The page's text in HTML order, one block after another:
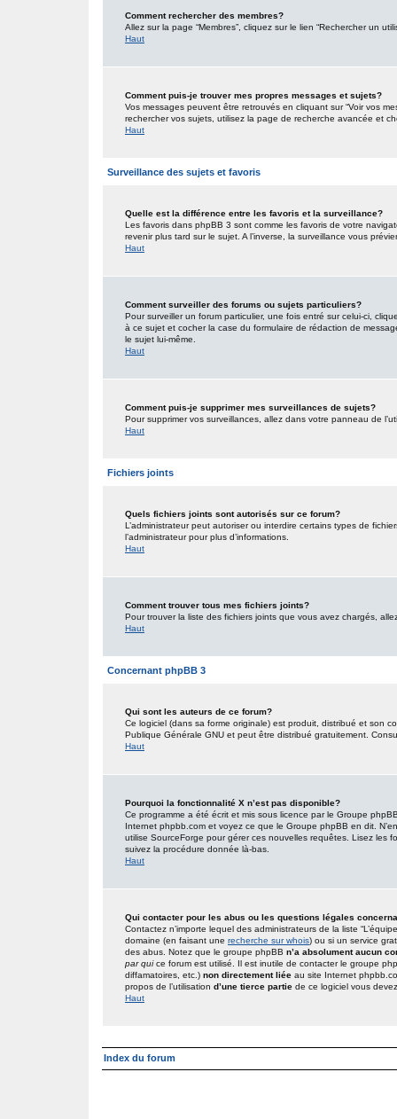
Comment rechercher des membres?
Allez sur la page “Membres”, cliquez sur le lien “Rechercher un
Haut
Comment puis-je trouver mes propres messages et sujets?
Vos messages peuvent être retrouvés en cliquant sur “Voir vos
rechercher vos sujets, utilisez la page de recherche avancée et
Haut
Surveillance des sujets et favoris
Quelle est la différence entre les favoris et la surveillance?
Les favoris dans phpBB 3 sont comme les favoris de votre
revenir plus tard sur le sujet. A l’inverse, la surveillance vous
Haut
Comment surveiller des forums ou sujets particuliers?
Pour surveiller un forum particulier, une fois entré sur celui-ci,
à ce sujet et cocher la case du formulaire de rédaction de
le sujet lui-même.
Haut
Comment puis-je supprimer mes surveillances de sujets?
Pour supprimer vos surveillances, allez dans votre panneau de
Haut
Fichiers joints
Quels fichiers joints sont autorisés sur ce forum?
L’administrateur peut autoriser ou interdire certains types de
l’administrateur pour plus d’informations.
Haut
Comment trouver tous mes fichiers joints?
Pour trouver la liste des fichiers joints que vous avez chargés,
Haut
Concernant phpBB 3
Qui sont les auteurs de ce forum?
Ce logiciel (dans sa forme originale) est produit, distribué et son
Publique Générale GNU et peut être distribué gratuitement.
Haut
Pourquoi la fonctionnalité X n’est pas disponible?
Ce programme a été écrit et mis sous licence par le Groupe
Internet phpbb.com et voyez ce que le Groupe phpBB en dit.
utilise SourceForge pour gérer ces nouvelles requêtes. Lisez les
suivez la procédure donnée là-bas.
Haut
Qui contacter pour les abus ou les questions légales
Contactez n’importe lequel des administrateurs de la liste
domaine (en faisant une recherche sur whois) ou si un service
des abus. Notez que le groupe phpBB n’a absolument aucun
par quice forum est utilisé. Il est inutile de contacter le groupe
diffamatoires, etc.) non directement liée au site Internet
propos de l’utilisation d’une tierce partie de ce logiciel vous
Haut
Index du forum